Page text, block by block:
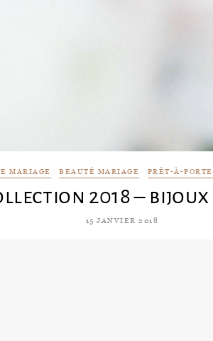
MARIAGE BEAUTÉ MARIAGE PRÊT-À-
2018 –
15 JANVIER 2018